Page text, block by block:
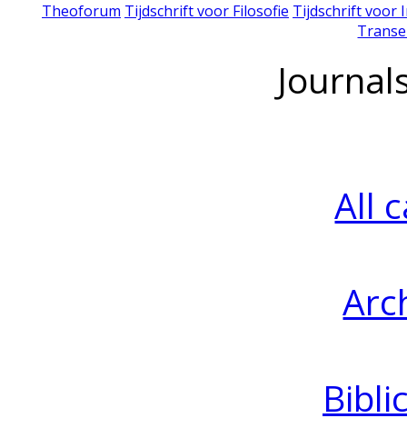
Theoforum Tijdschrift voor Filosofie Tijdschrift voor
All